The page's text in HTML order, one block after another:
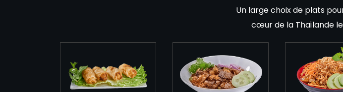
Un large choix de plats
cœur de la Thaïlande